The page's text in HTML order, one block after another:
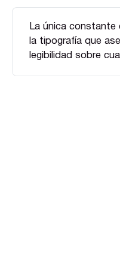
La única constante
la tipografía que
legibilidad sobre